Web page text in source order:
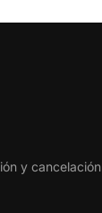
y cancelación